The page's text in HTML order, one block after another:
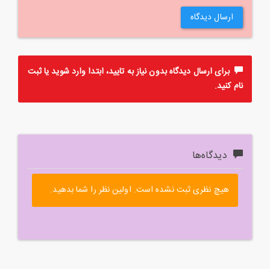
ارسال دیدگاه
برای ارسال دیدگاه بدون نیاز به تایید، ابتداواردشوید یاثبت
نامکنید.
دیدگاه‌ها
هیچ نظری ثبت نشده است. اولین نظر را شما بدهید.